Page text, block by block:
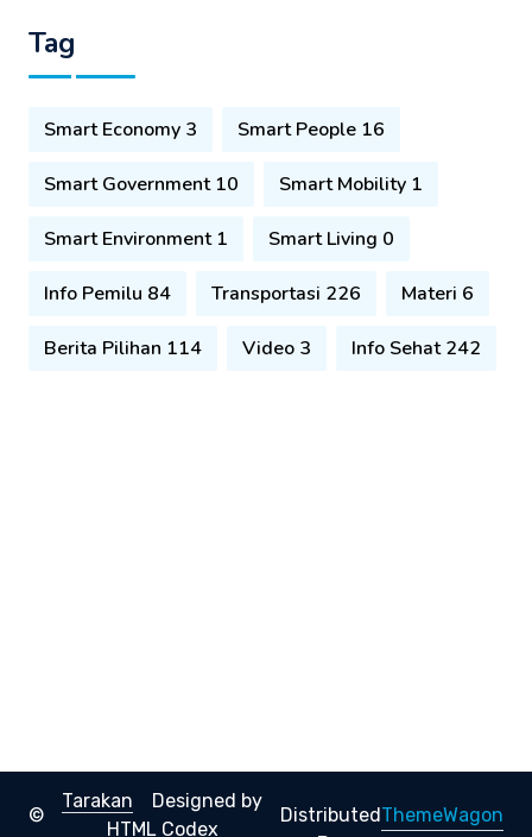
Tag
Smart Economy 3 Smart People 16
Smart Government 10 Smart Mobility 1
Smart Environment 1 Smart Living 0
Info Pemilu 84 Transportasi 226 Materi 6
Berita Pilihan 114 Video 3 Info Sehat 242
©
Tarakan
Designed by
HTML Codex
Distributed ThemeWagon